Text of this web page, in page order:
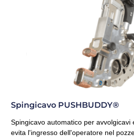
Spingicavo PUSHBUDDY®
Spingicavo automatico per avvolgicavi
evita l'ingresso dell'operatore nel